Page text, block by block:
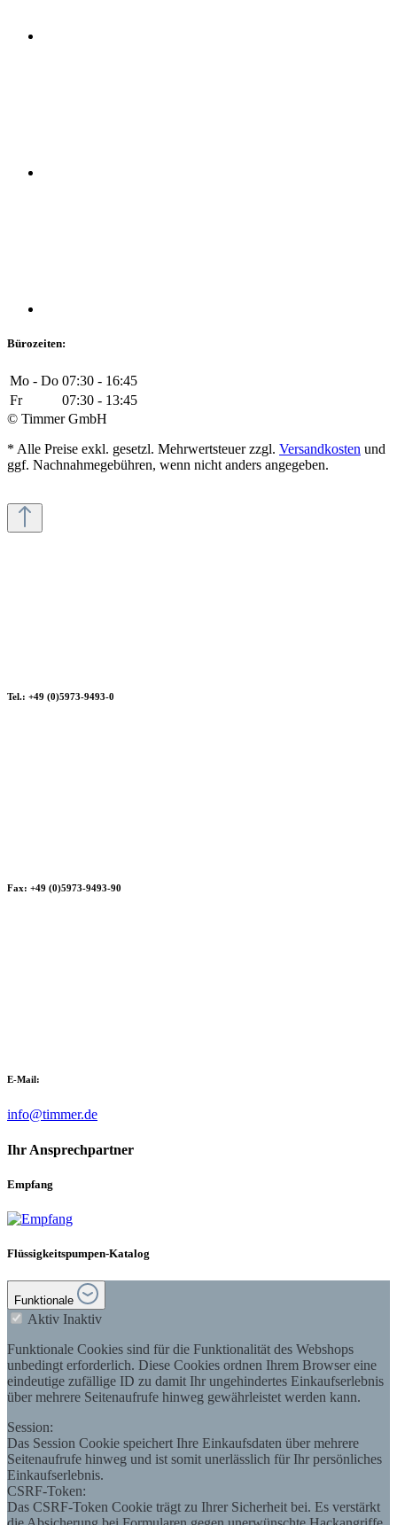
Bürozeiten:
Mo - Do 07:30 - 16:45
Fr
07:30 - 13:45
© Timmer GmbH
* Alle Preise exkl. gesetzl. Mehrwertsteuer zzgl. Versandkosten und
ggf. Nachnahmegebühren, wenn nicht anders angegeben.
Tel.: +49 (0)5973-9493-0
Fax: +49 (0)5973-9493-90
E-Mail:
info@timmer.de
Ihr Ansprechpartner
Empfang
Flüssigkeitspumpen-Katalog
Funktionale
Aktiv Inaktiv
Funktionale Cookies sind für die Funktionalität des Webshops
unbedingt erforderlich. Diese Cookies ordnen Ihrem Browser eine
eindeutige zufällige ID zu damit Ihr ungehindertes Einkaufserlebnis
über mehrere Seitenaufrufe hinweg gewährleistet werden kann.
Session:
Das Session Cookie speichert Ihre Einkaufsdaten über mehrere
Seitenaufrufe hinweg und ist somit unerlässlich für Ihr persönliches
Einkaufserlebnis.
CSRF-Token:
Das CSRF-Token Cookie trägt zu Ihrer Sicherheit bei. Es verstärkt